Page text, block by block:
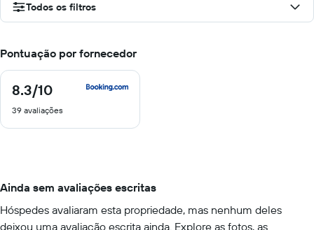
Todos os filtros
Pontuação por fornecedor
8.3/10
8.3
10
39 avaliações
Ainda sem avaliações escritas
Hóspedes avaliaram esta propriedade, mas nenhum deles
deixou uma avaliação escrita ainda. Explore as fotos, as